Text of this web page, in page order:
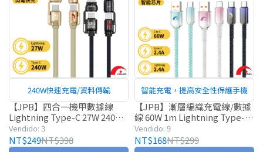
240W快速充電/資料傳輸
【JPB】四合一機甲數據線
Lightning Type-C 27W 240W
機甲線 數據線
Vendido: 3
NT$249NT$398
智能充電，提高安全性保護手機
【JPB】漸層編織充電線/數據
線 60W 1m Lightning Type-c
傳輸線 PD快充
Vendido: 9
NT$168NT$299